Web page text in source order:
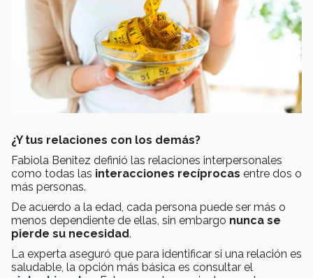
¿Y tus relaciones con los demás?
Fabiola Benitez definió las relaciones interpersonales
como todas las interacciones recíprocas entre dos o
más personas.
De acuerdo a la edad, cada persona puede ser más o
menos dependiente de ellas, sin embargo nunca se
pierde su necesidad.
La experta aseguró que para identificar si una relación es
saludable, la opción más básica es consultar el